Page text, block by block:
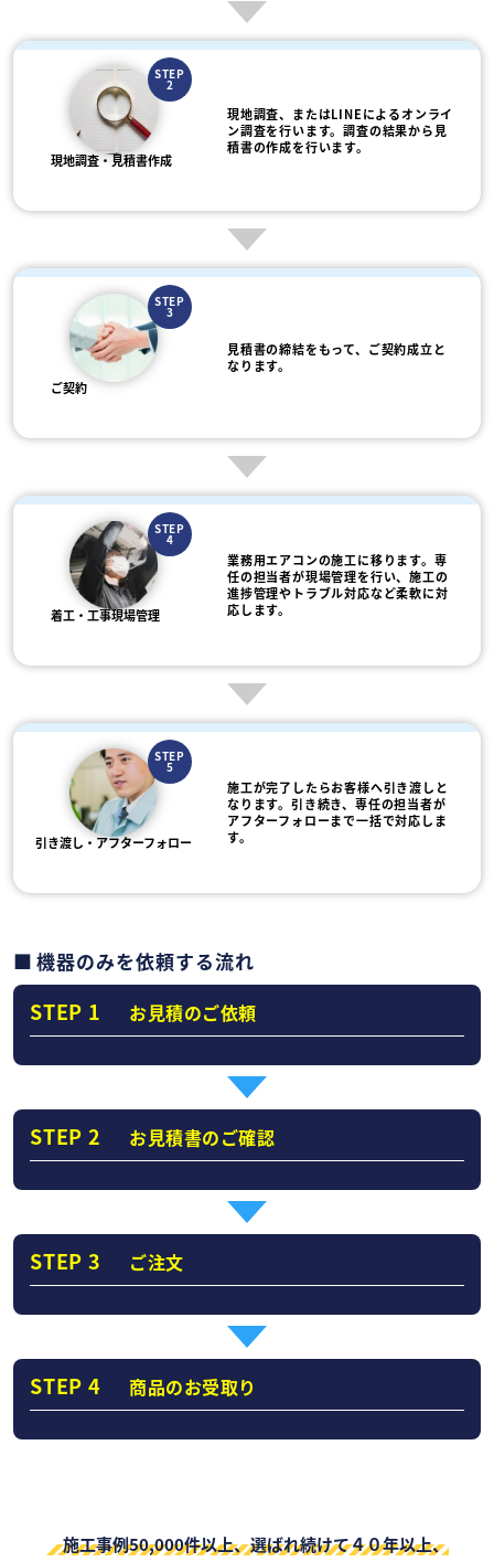
STEP
2
現地調査・見積書作成
現地調査、またはLINEによるオンライ
ン調査を行います。調査の結果から見
積書の作成を行います。
STEP
3
ご契約
見積書の締結をもって、ご契約成立と
なります。
STEP
4
着工・工事現場管理
業務用エアコンの施工に移ります。専
任の担当者が現場管理を行い、施工の
進捗管理やトラブル対応など柔軟に対
応します。
STEP
5
引き渡し・アフターフォロー
施工が完了したらお客様へ引き渡しと
なります。引き続き、専任の担当者が
アフターフォローまで一括で対応しま
す。
機器のみを依頼する流れ
STEP 1 お見積のご依頼
STEP 2 お見積書のご確認
STEP 3 ご注文
STEP 4 商品のお受取り
施工事例50,000件以上、選ばれ続けて４０年以上、